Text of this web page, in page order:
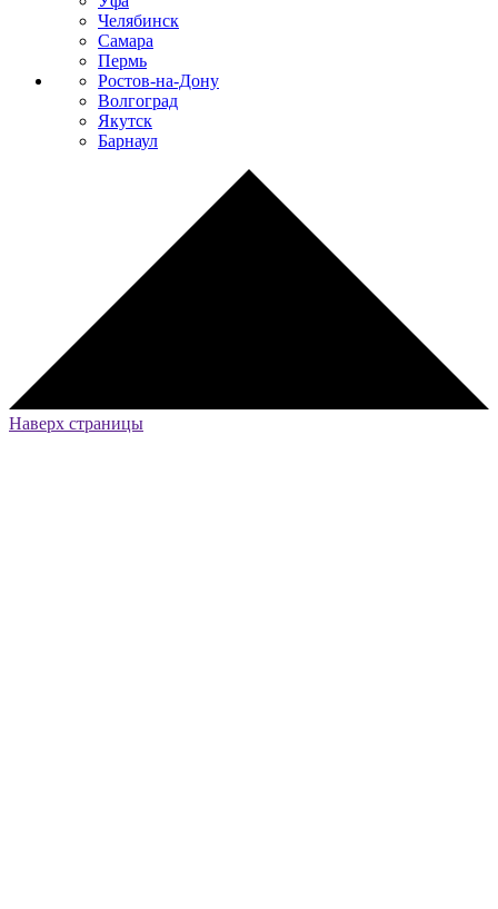
Челябинск
Самара
Пермь
Ростов-на-Дону
Волгоград
Якутск
Барнаул
Наверх страницы